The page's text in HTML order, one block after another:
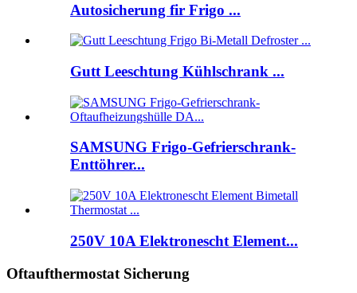
Autosicherung fir Frigo ...
Gutt Leeschtung Kühlschrank ...
SAMSUNG Frigo-Gefrierschrank-
Enttöhrer...
250V 10A Elektronescht Element...
Oftaufthermostat Sicherung